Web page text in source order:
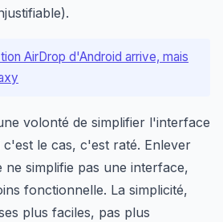
AirDrop d'Android arrive, mais
volonté de simplifier l'interface
c'est le cas, c'est raté. Enlever
simplifie pas une interface,
fonctionnelle. La simplicité,
plus faciles, pas plus